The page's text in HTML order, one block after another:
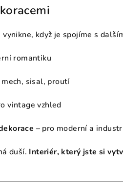
když je spojíme s
romantiku
mech, sisal, proutí
vintage vzhled
– pro moderní a
duší. Interiér, který jste si